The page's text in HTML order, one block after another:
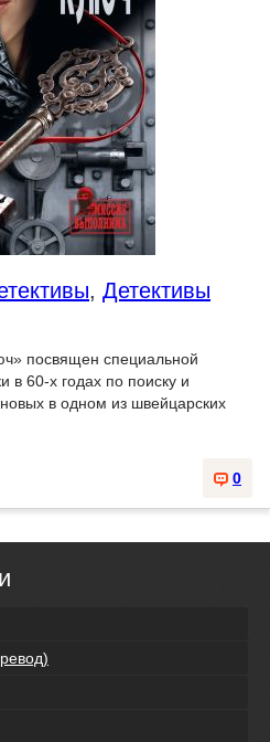
, Детективы
посвящен специальной
в 60-х годах по поиску и
в одном из швейцарских
0